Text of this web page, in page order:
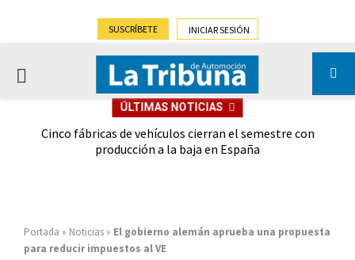
SUSCRÍBETE INICIAR SESIÓN
PRIMARY
ÚLTIMAS NOTICIAS
Cinco fábricas de vehículos cierran el semestre con
producción a la baja en España
Portada » Noticias » El gobierno alemán aprueba una propuesta
para reducir impuestos al VE